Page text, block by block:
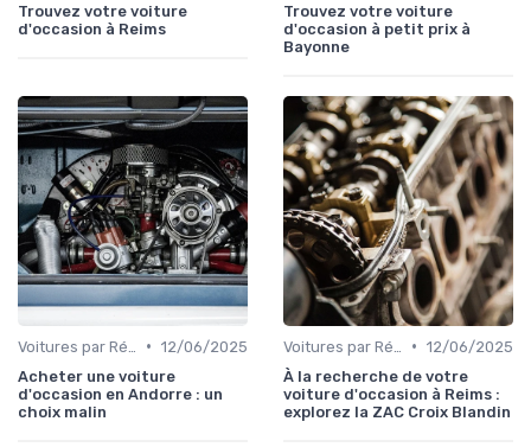
Trouvez votre voiture
d'occasion à Reims
Trouvez votre voiture
d'occasion à petit prix à
Bayonne
• 12/06/2025
Acheter une voiture
d'occasion en Andorre : un
choix malin
• 12/06/2025
À la recherche de votre
voiture d'occasion à Reims :
explorez la ZAC Croix Blandin